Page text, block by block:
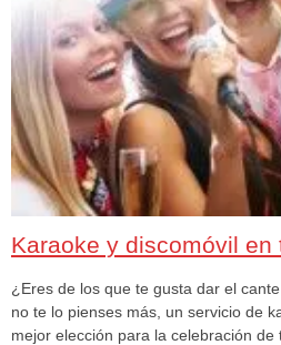
Karaoke y discomóvil en
¿Eres de los que te gusta dar el
no te lo pienses más, un servicio de
mejor elección para la celebración